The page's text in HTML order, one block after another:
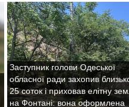
Заступник голови Одеської
обласної ради захопив
25 соток і приховав елітну
на Фонтані: вона оформлена